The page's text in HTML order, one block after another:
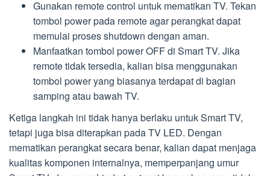
Gunakan remote control untuk mematikan TV. Tekan
tombol power pada remote agar perangkat dapat
memulai proses shutdown dengan aman.
Manfaatkan tombol power OFF di Smart TV. Jika
remote tidak tersedia, kalian bisa menggunakan
tombol power yang biasanya terdapat di bagian
samping atau bawah TV.
Ketiga langkah ini tidak hanya berlaku untuk Smart TV,
tetapi juga bisa diterapkan pada TV LED. Dengan
mematikan perangkat secara benar, kalian dapat menjaga
kualitas komponen internalnya, memperpanjang umur